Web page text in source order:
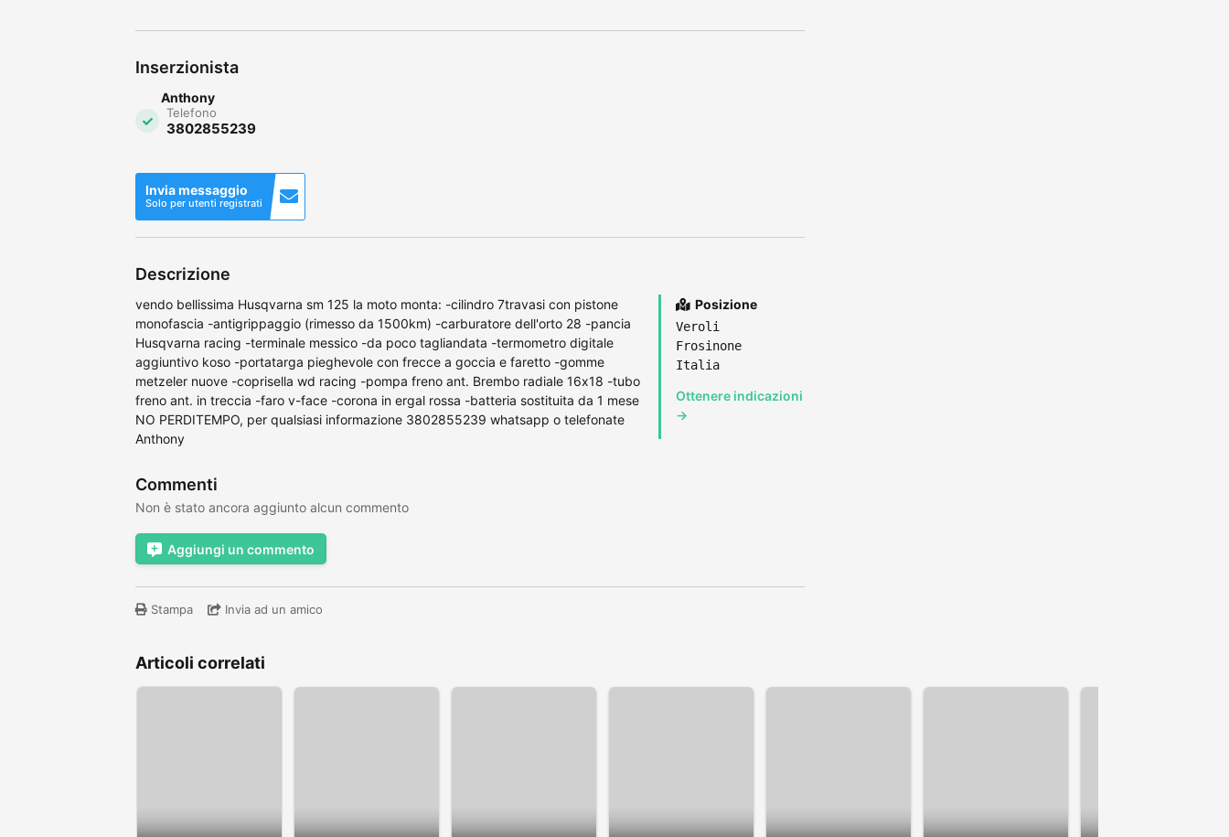
Inserzionista
Anthony
Telefono
3802855239
Invia messaggio
Solo per utenti registrati
Descrizione
vendo bellissima Husqvarna sm 125 la moto monta: -cilindro 7travasi con pistone
monofascia -antigrippaggio (rimesso da 1500km) -carburatore dell'orto 28 -pancia
Husqvarna racing -terminale messico -da poco tagliandata -termometro digitale
aggiuntivo koso -portatarga pieghevole con frecce a goccia e faretto -gomme
metzeler nuove -coprisella wd racing -pompa freno ant. Brembo radiale 16x18 -tubo
freno ant. in treccia -faro v-face -corona in ergal rossa -batteria sostituita da 1 mese
NO PERDITEMPO, per qualsiasi informazione 3802855239 whatsapp o telefonate
Anthony
Posizione
Veroli
Frosinone
Italia
Ottenere indicazioni
→
Commenti
Non è stato ancora aggiunto alcun commento
Aggiungi un commento
Stampa Invia ad un amico
Articoli correlati